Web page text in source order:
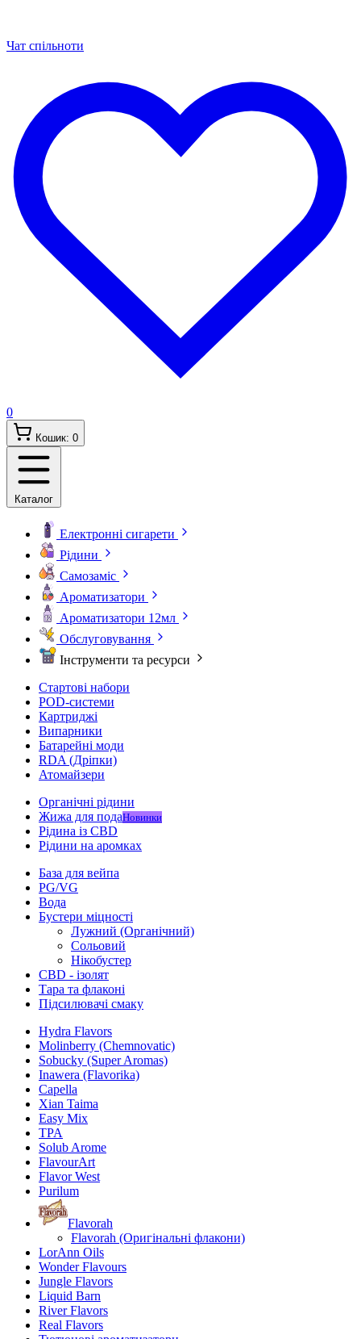
Чат спільноти
0
Кошик: 0
Каталог
Електронні сигарети
Рідини
Самозаміс
Ароматизатори
Ароматизатори 12мл
Обслуговування
Інструменти та ресурси
Стартові набори
POD-системи
Картриджі
Випарники
Батарейні моди
RDA (Дріпки)
Атомайзери
Органічні рідини
Жижа для подаНовинки
Рідина із CBD
Рідини на аромках
База для вейпа
PG/VG
Вода
Бустери міцності
Лужний (Органічний)
Сольовий
Нікобустер
CBD - ізолят
Тара та флаконі
Підсилювачі смаку
Hydra Flavors
Molinberry (Chemnovatic)
Sobucky (Super Aromas)
Inawera (Flavorika)
Capella
Xian Taima
Easy Mix
TPA
Solub Arome
FlavourArt
Flavor West
Purilum
Flavorah
Flavorah (Оригінальні флакони)
LorAnn Oils
Wonder Flavours
Jungle Flavors
Liquid Barn
River Flavors
Real Flavors